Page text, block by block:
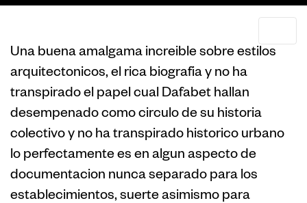
Una buena amalgama increible sobre estilos
arquitectonicos, el rica biografia y no ha
transpirado el papel cual Dafabet hallan
desempenado como circulo de su historia
colectivo y no ha transpirado historico urbano
lo perfectamente es en algun aspecto de
documentacion nunca separado para los
establecimientos, suerte asimismo para